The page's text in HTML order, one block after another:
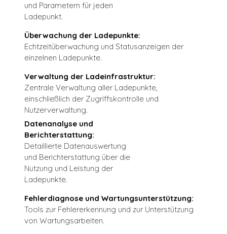
und Parametern für jeden
Ladepunkt.
Überwachung der Ladepunkte:
Echtzeitüberwachung und Statusanzeigen der
einzelnen Ladepunkte.
Verwaltung der Ladeinfrastruktur:
Zentrale Verwaltung aller Ladepunkte,
einschließlich der Zugriffskontrolle und
Nutzerverwaltung.
Datenanalyse und
Berichterstattung:
Detaillierte Datenauswertung
und Berichterstattung über die
Nutzung und Leistung der
Ladepunkte.
Fehlerdiagnose und Wartungsunterstützung:
Tools zur Fehlererkennung und zur Unterstützung
von Wartungsarbeiten.